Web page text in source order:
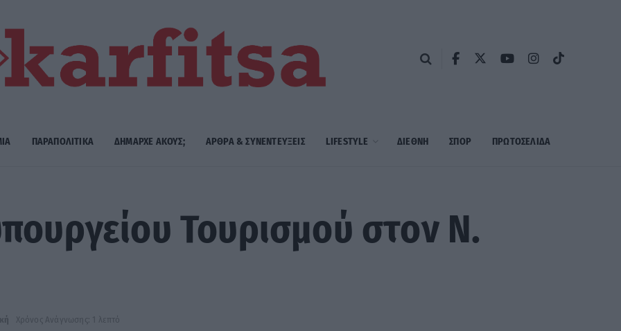
ΠΑΡΑΠΟΛΙΤΙΚΑ ΔΗΜΑΡΧE ΑΚΟΥΣ; ΑΡΘΡΑ & ΣΥΝΕΝΤΕΥΞΕΙΣ LIFESTYLE ΔΙΕΘΝΗ ΣΠΟΡ ΠΡΩΤΟΣΈΛΙΔΑ
Τουρισμού στον Ν.
Χρόνος Ανάγνωσης: 1 λεπτό